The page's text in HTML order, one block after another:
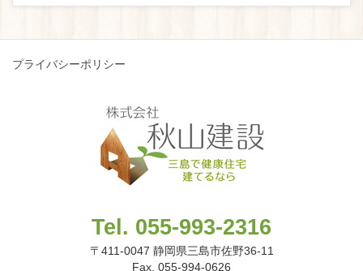
プライバシーポリシー
Tel. 055-993-2316
〒411-0047 静岡県三島市佐野36-11
Fax. 055-994-0626